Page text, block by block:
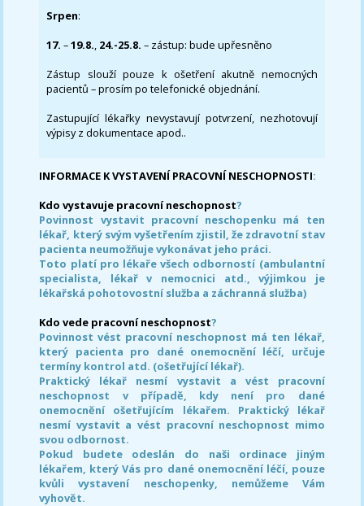
Srpen:
17. –19.8., 24.-25.8. – zástup: bude upřesněno
Zástup slouží pouze k ošetření akutně nemocných
pacientů – prosím po telefonické objednání.
Zastupující lékařky nevystavují potvrzení, nezhotovují
výpisy z dokumentace apod..
INFORMACE K VYSTAVENÍ PRACOVNÍ NESCHOPNOSTI:
Kdo vystavuje pracovní neschopnost?
Povinnost vystavit pracovní neschopenku má ten
lékař, který svým vyšetřením zjistil, že zdravotní stav
pacienta neumožňuje vykonávat jeho práci.
Toto platí pro lékaře všech odborností (ambulantní
specialista, lékař v nemocnici atd., výjimkou je
lékařská pohotovostní služba a záchranná služba)
Kdo vede pracovní neschopnost?
Povinnost vést pracovní neschopnost má ten lékař,
který pacienta pro dané onemocnění léčí, určuje
termíny kontrol atd. (ošetřující lékař).
Praktický lékař nesmí vystavit a vést pracovní
neschopnost v případě, kdy není pro dané
onemocnění ošetřujícím lékařem. Praktický lékař
nesmí vystavit a vést pracovní neschopnost mimo
svou odbornost.
Pokud budete odeslán do naši ordinace jiným
lékařem, který Vás pro dané onemocnění léčí, pouze
kvůli vystavení neschopenky, nemůžeme Vám
vyhovět.